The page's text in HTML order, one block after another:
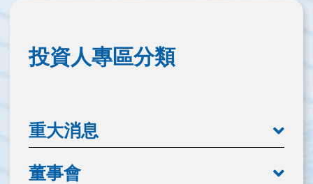
投資人專區分類
重大消息
董事會